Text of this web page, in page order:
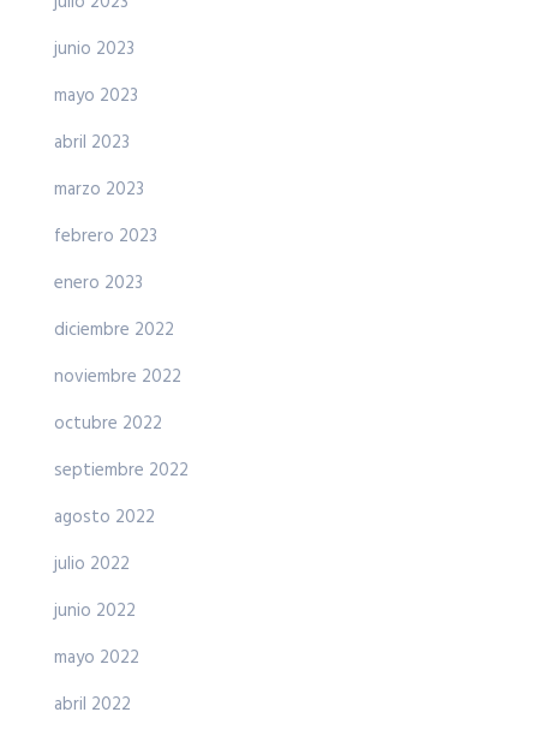
junio 2023
mayo 2023
abril 2023
marzo 2023
febrero 2023
enero 2023
diciembre 2022
noviembre 2022
octubre 2022
septiembre 2022
agosto 2022
julio 2022
junio 2022
mayo 2022
abril 2022